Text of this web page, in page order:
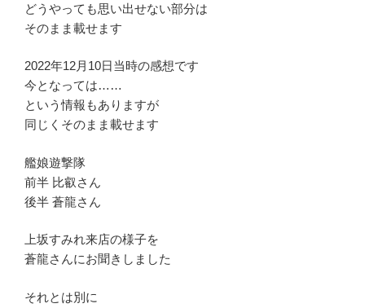
どうやっても思い出せない部分は
そのまま載せます
2022年12月10日当時の感想です
今となっては……
という情報もありますが
同じくそのまま載せます
艦娘遊撃隊
前半 比叡さん
後半 蒼龍さん
上坂すみれ来店の様子を
蒼龍さんにお聞きしました
それとは別に